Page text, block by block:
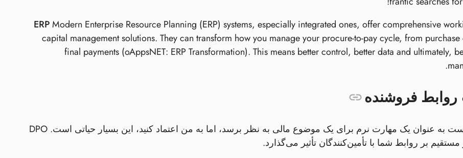
Modern Enterprise Resource Planning (ERP) systems, especially integrated ones, offer comprehensive
capital management solutions. They can transform how you manage your procure-to-pay cycle, from
final payments (oAppsNET: ERP Transformation). This means better control, better data and ultimately,
فروشنده
این ممکن است به عنوان یک مهارت نرم برای یک موضوع مالی به نظر برسد، اما به من اعتماد کنید، این بسیار حیاتی است. DPO
بر روابط شما با تأمین‌کنندگان تأثیر می‌گذارد.